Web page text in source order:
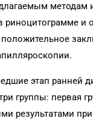
методам
риноцитограмме и
положительное
этап ранней
группы: первая
результатами